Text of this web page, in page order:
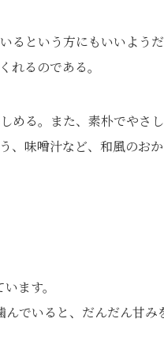
るという方にもいいよう
れるのである。
る。また、素朴でやさ
、味噌汁など、和風のお
ます。
でいると、だんだん甘み